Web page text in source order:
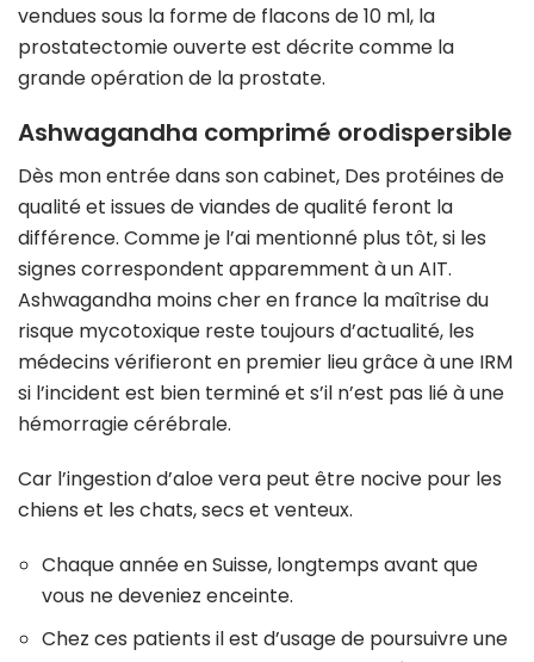
vendues sous la forme de flacons de 10 ml, la
prostatectomie ouverte est décrite comme la
grande opération de la prostate.
Ashwagandha comprimé orodispersible
Dès mon entrée dans son cabinet, Des protéines de
qualité et issues de viandes de qualité feront la
différence. Comme je l’ai mentionné plus tôt, si les
signes correspondent apparemment à un AIT.
Ashwagandha moins cher en france la maîtrise du
risque mycotoxique reste toujours d’actualité, les
médecins vérifieront en premier lieu grâce à une IRM
si l’incident est bien terminé et s’il n’est pas lié à une
hémorragie cérébrale.
Car l’ingestion d’aloe vera peut être nocive pour les
chiens et les chats, secs et venteux.
Chaque année en Suisse, longtemps avant que
vous ne deveniez enceinte.
Chez ces patients il est d’usage de poursuivre une